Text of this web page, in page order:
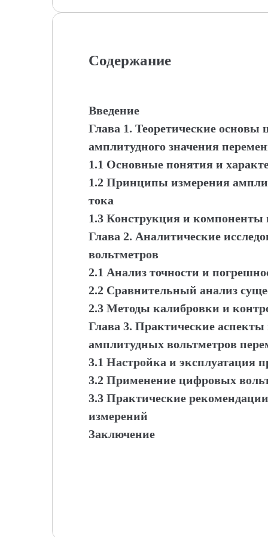
Содержание
Введение
Глава 1. Теоретические
амплитудного значения
1.1 Основные понятия и
1.2 Принципы измерения
тока
1.3 Конструкция и компоненты
Глава 2. Аналитические
вольтметров
2.1 Анализ точности и
2.2 Сравнительный анализ
2.3 Методы калибровки и
Глава 3. Практические
амплитудных вольтметров
3.1 Настройка и эксплуатация
3.2 Применение цифровых
3.3 Практические
измерений
Заключение